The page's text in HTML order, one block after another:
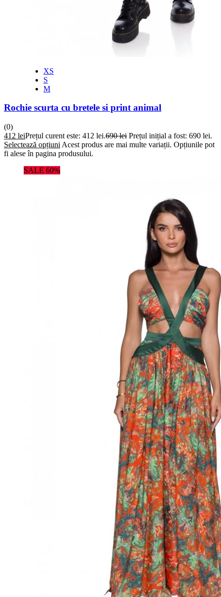
XS
S
M
Rochie scurta cu bretele si print animal
(0)
412 leiPrețul curent este: 412 lei.690lei Prețul inițial a fost: 690 lei.
Selectează opțiuni Acest produs are mai multe variații. Opțiunile pot
fi alese în pagina produsului.
SALE 60%